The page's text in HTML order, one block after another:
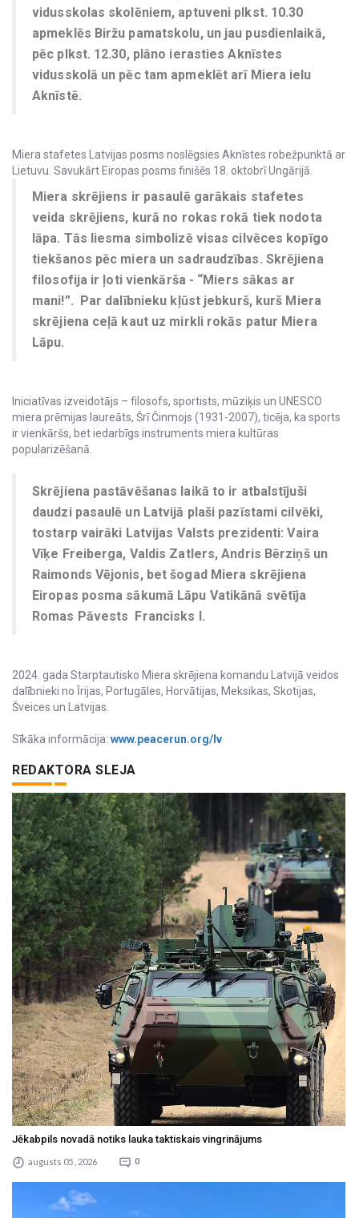
vidusskolas skolēniem, aptuveni plkst. 10.30
apmeklēs Biržu pamatskolu, un jau pusdienlaikā,
pēc plkst. 12.30, plāno ierasties Aknīstes
vidusskolā un pēc tam apmeklēt arī Miera ielu
Aknīstē.
Miera stafetes Latvijas posms noslēgsies Aknīstes robežpunktā ar
Lietuvu. Savukārt Eiropas posms finišēs 18. oktobrī Ungārijā.
Miera skrējiens ir pasaulē garākais stafetes
veida skrējiens, kurā no rokas rokā tiek nodota
lāpa. Tās liesma simbolizē visas cilvēces kopīgo
tiekšanos pēc miera un sadraudzības. Skrējiena
filosofija ir ļoti vienkārša - “Miers sākas ar
mani!”. Par dalībnieku kļūst jebkurš, kurš Miera
skrējiena ceļā kaut uz mirkli rokās patur Miera
Lāpu.
Iniciatīvas izveidotājs – filosofs, sportists, mūziķis un UNESCO
miera prēmijas laureāts, Šrī Činmojs (1931-2007), ticēja, ka sports
ir vienkāršs, bet iedarbīgs instruments miera kultūras
popularizēšanā.
Skrējiena pastāvēšanas laikā to ir atbalstījuši
daudzi pasaulē un Latvijā plaši pazīstami cilvēki,
tostarp vairāki Latvijas Valsts prezidenti: Vaira
Vīķe Freiberga, Valdis Zatlers, Andris Bērziņš un
Raimonds Vējonis, bet šogad Miera skrējiena
Eiropas posma sākumā Lāpu Vatikānā svētīja
Romas Pāvests Francisks I.
2024. gada Starptautisko Miera skrējiena komandu Latvijā veidos
dalībnieki no Īrijas, Portugāles, Horvātijas, Meksikas, Skotijas,
Šveices un Latvijas.
Sīkāka informācija: www.peacerun.org/lv
REDAKTORA SLEJA
Jēkabpils novadā notiks lauka taktiskais vingrinājums
augusts 05 , 2026 0